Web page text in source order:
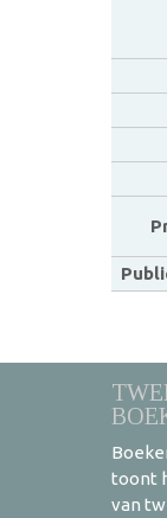
toont
van